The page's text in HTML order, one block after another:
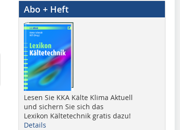
Abo + Heft
Lesen Sie KKA Kälte Klima Aktuell
und sichern Sie sich das
Lexikon Kältetechnik gratis dazu!
Details